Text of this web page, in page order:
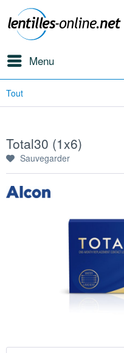
Menu
Tout
Total30 (1x6)
Sauvegarder